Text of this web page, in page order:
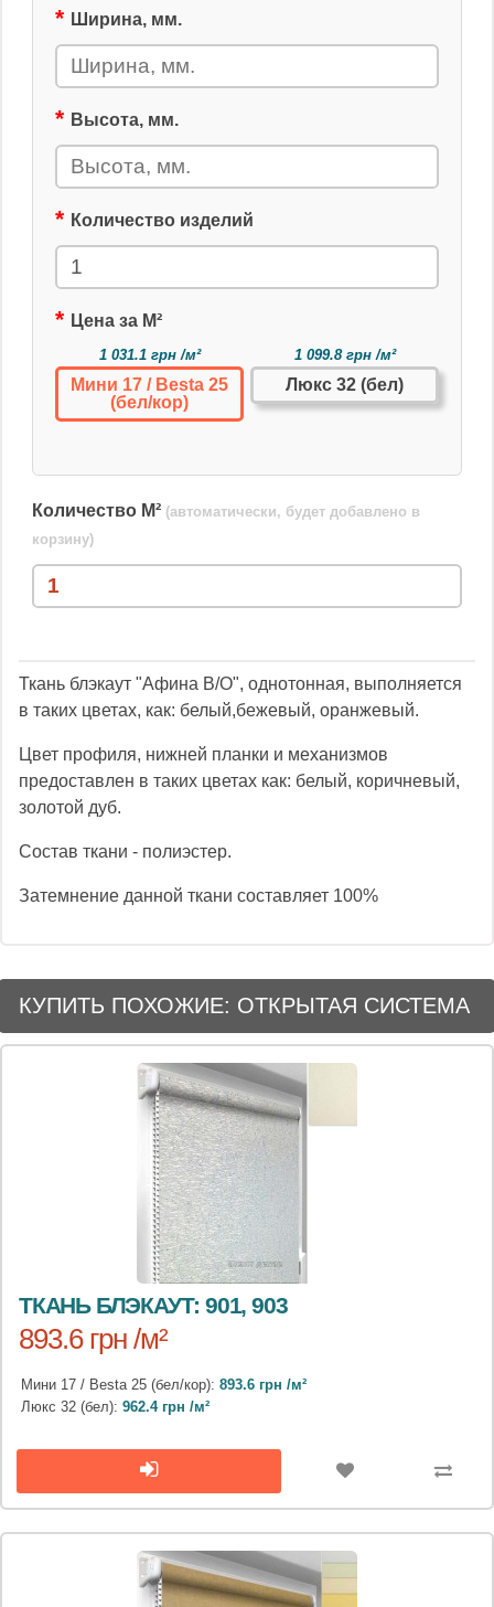
Ширина, мм.
Высота, мм.
Количество изделий
Цена за М²
1 031.1 грн /м²
Мини 17 / Besta 25
(бел/кор)
1 099.8 грн /м²
Люкс 32 (бел)
Количество М² (автоматически, будет добавлено в
корзину)
Ткань блэкаут "Афина B/O", однотонная, выполняется
в таких цветах, как: белый,бежевый, оранжевый.
Цвет профиля, нижней планки и механизмов
предоставлен в таких цветах как: белый, коричневый,
золотой дуб.
Состав ткани - полиэстер.
Затемнение данной ткани составляет 100%
КУПИТЬ ПОХОЖИЕ: ОТКРЫТАЯ СИСТЕМА
ТКАНЬ БЛЭКАУТ: 901, 903
893.6 грн /м²
Мини 17 / Besta 25 (бел/кор): 893.6 грн /м²
Люкс 32 (бел): 962.4 грн /м²